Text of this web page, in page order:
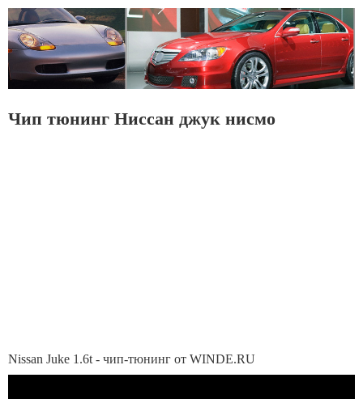
Чип тюнинг Ниссан джук нисмо
Nissan Juke 1.6t - чип-тюнинг от WINDE.RU